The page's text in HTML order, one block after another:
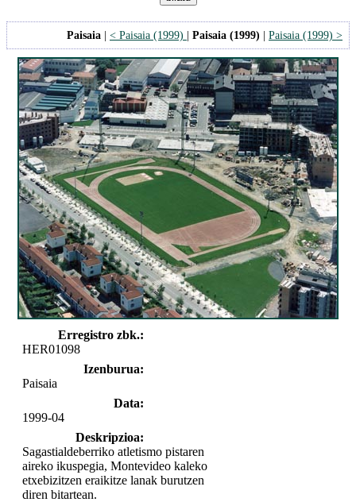
Paisaia | < Paisaia (1999) | Paisaia (1999) | Paisaia (1999) >
Erregistro zbk.:
HER01098
Izenburua:
Paisaia
Data:
1999-04
Deskripzioa:
Sagastialdeberriko atletismo pistaren
aireko ikuspegia, Montevideo kaleko
etxebizitzen eraikitze lanak burutzen
diren bitartean.